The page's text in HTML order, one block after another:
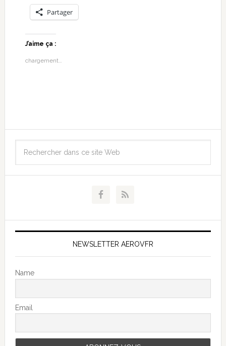
Partager
J’aime ça :
chargement…
NEWSLETTER AEROVFR
Name
Email